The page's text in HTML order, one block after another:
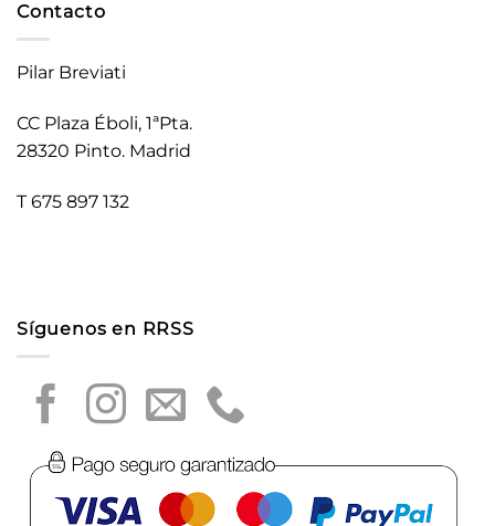
Contacto
Pilar Breviati
CC Plaza Éboli, 1ªPta.
28320 Pinto. Madrid
T 675 897 132
Síguenos en RRSS